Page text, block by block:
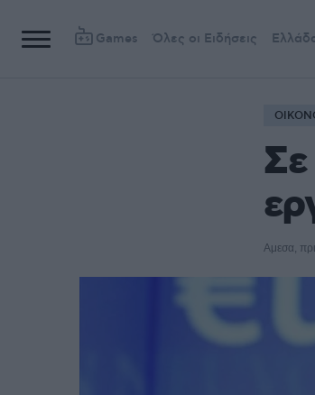
Games Όλες οι Ειδήσεις
Αμεσα,